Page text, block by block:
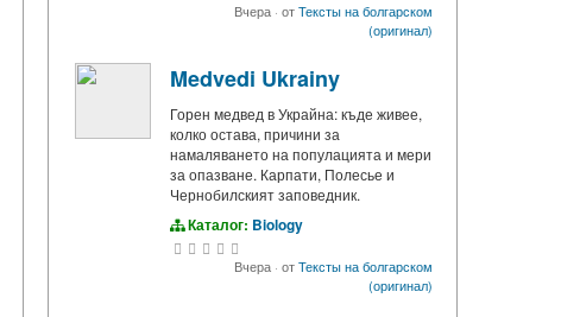
Вчера · отТексты на болгарском
(оригинал)
Medvedi Ukrainy
Горен медвед в Украйна: къде живее,
колко остава, причини за
намаляването на популацията и мери
за опазване. Карпати, Полесье и
Чернобилският заповедник.
Каталог: Biology
Вчера · отТексты на болгарском
(оригинал)